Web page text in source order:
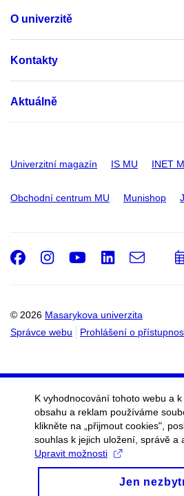
O univerzitě
Kontakty
Aktuálně
Univerzitní magazín IS MU INET
Obchodní centrum MU Munishop
© 2026 Masarykova univerzita
Správce webu
Prohlášení o
Facebook
Instagram
Youtube
e-
K vyhodnocování tohoto webu a
obsahu a reklam používáme
klikněte na „přijmout cookies",
souhlas k jejich uložení, správě a
Upravit možnosti
Jen